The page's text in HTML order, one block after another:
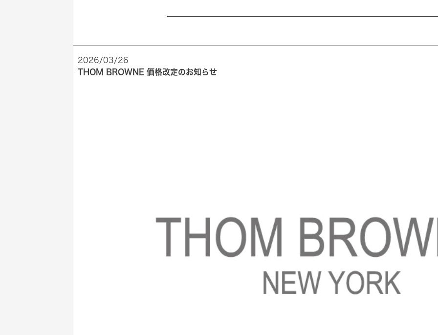
2026/03/26
THOM BROWNE 価格改定のお知らせ